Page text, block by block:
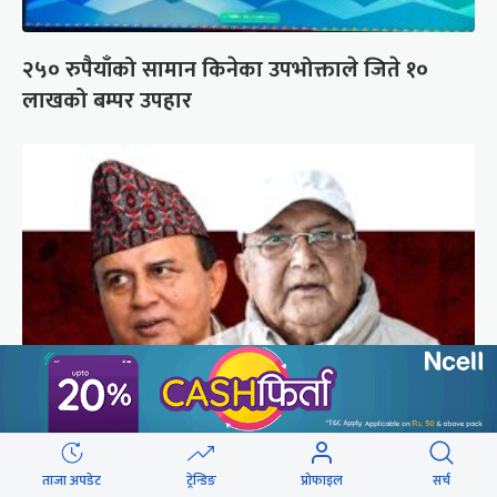
२५० रुपैयाँको सामान किनेका उपभोक्ताले जिते १०
लाखको बम्पर उपहार
गुन्डुमा अड्किए एमाले पुनर्गठनका प्रस्तावहरू
ताजा अपडेट ट्रेन्डिङ प्रोफाइल सर्च